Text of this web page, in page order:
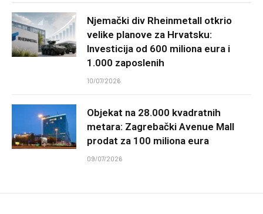
Njemački div Rheinmetall otkrio
velike planove za Hrvatsku:
Investicija od 600 miliona eura i
1.000 zaposlenih
10/07/2026
Objekat na 28.000 kvadratnih
metara: Zagrebački Avenue Mall
prodat za 100 miliona eura
09/07/2026